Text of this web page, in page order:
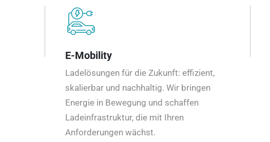
E-Mobility
Ladelösungen für die Zukunft: effizient,
skalierbar und nachhaltig. Wir bringen
Energie in Bewegung und schaffen
Ladeinfrastruktur, die mit Ihren
Anforderungen wächst.